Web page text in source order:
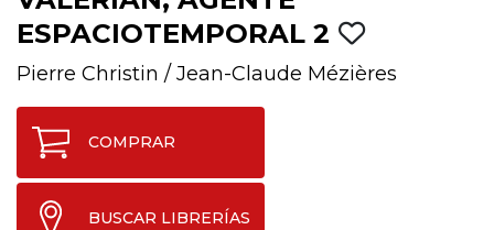
ESPACIOTEMPORAL 2
Pierre Christin / Jean-Claude Mézières
COMPRAR
BUSCAR LIBRERÍAS